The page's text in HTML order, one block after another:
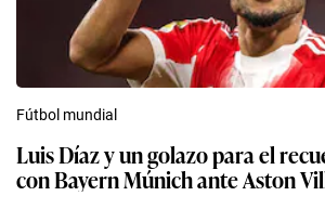
Fútbol mundial
Luis Díaz y un golazo para el
con Bayern Múnich ante Aston